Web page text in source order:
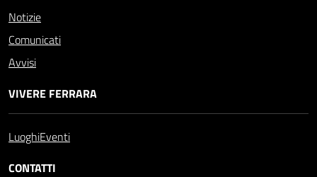
Notizie
Comunicati
Avvisi
VIVERE FERRARA
LuoghiEventi
CONTATTI